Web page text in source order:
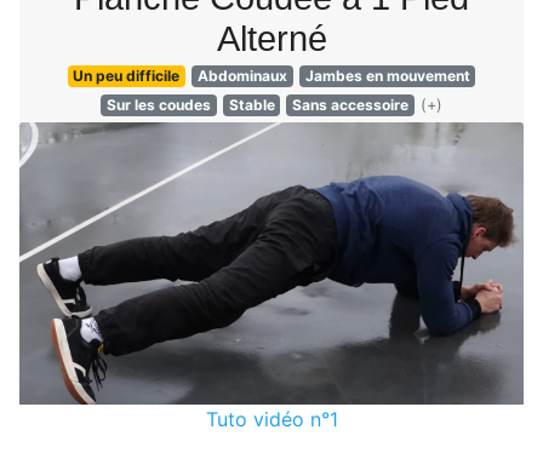
Alterné
Un peu difficile Abdominaux
Jambes en mouvement
Sur les coudes
Stable Sans accessoire (+)
Tuto vidéo n°1